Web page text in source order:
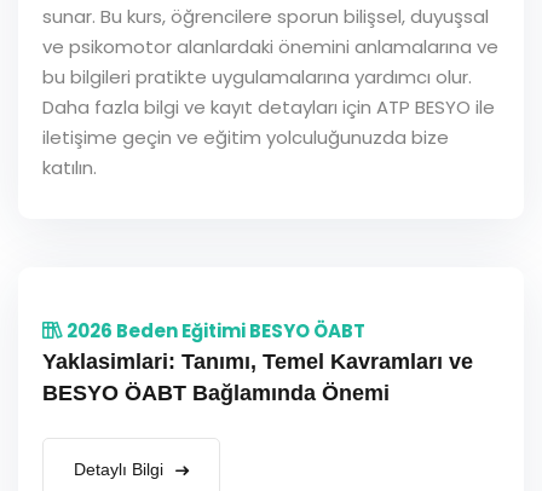
sunar. Bu kurs, öğrencilere sporun bilişsel, duyuşsal
ve psikomotor alanlardaki önemini anlamalarına ve
bu bilgileri pratikte uygulamalarına yardımcı olur.
Daha fazla bilgi ve kayıt detayları için ATP BESYO ile
iletişime geçin ve eğitim yolculuğunuzda bize
katılın.
2026 Beden Eğitimi BESYO ÖABT
Yaklasimlari: Tanımı, Temel Kavramları ve
BESYO ÖABT Bağlamında Önemi
Detaylı Bilgi